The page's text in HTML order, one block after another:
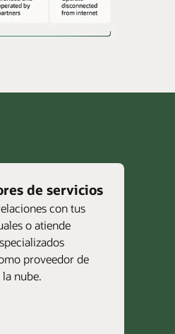
de servicios
con tus
o atiende
proveedor de
nube.